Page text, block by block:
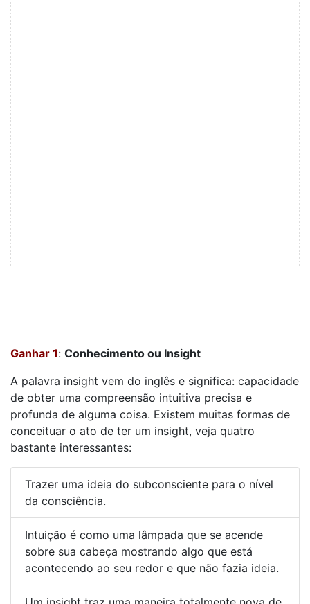
Ganhar 1: Conhecimento ou Insight
A palavra insight vem do inglês e significa: capacidade
de obter uma compreensão intuitiva precisa e
profunda de alguma coisa. Existem muitas formas de
conceituar o ato de ter um insight, veja quatro
bastante interessantes:
Trazer uma ideia do subconsciente para o nível
da consciência.
Intuição é como uma lâmpada que se acende
sobre sua cabeça mostrando algo que está
acontecendo ao seu redor e que não fazia ideia.